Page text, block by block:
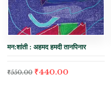
मन:शांती : अहमद हमदी तानपिनार
₹550.00 ₹440.00